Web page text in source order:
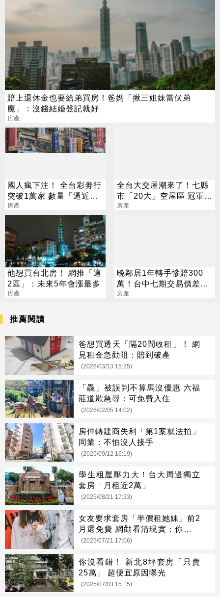
賠上退休金也要給弟買房！爸媽「揪三姐妹當伏弟
魔」：沒錢結婚登記就好
房產
國人瘋下注！ 全台彩劵行
突破1萬家 數量「逼近直
營超商」
房產
全台大交屋潮來了！七縣
市「20大」空屋區 冠軍又
是它
房產
他想買台北房！ 網推「這
2區」：未來5年會漲最多
房產
晚鄰居1年轉手慘賠300
萬！台中七期交易價差曝
光
房產
推薦閱讀
爸想買透天「隔20間收租」！ 網
見租金急勸阻：賠到破產
(2026/03/13 15:25)
「驫」被誤判不算馬沒優惠 六福
莊道歉急尋：可免費入住
(2026/02/05 14:02)
房仲轉建商失利「第1案就法拍」
同業：不怕沒人接手
(2025/09/12 16:19)
學生租屋壓力大！台大周邊獨立
套房「月租近2萬」
(2025/08/21 17:33)
女友要求套房「半價租她妹」前2
月還免費 網勸看清現實：你是外
人
(2025/07/21 17:06)
你沒看錯！ 新北8坪套房「只賣
25萬」 超便宜原因曝光
(2025/07/03 15:15)